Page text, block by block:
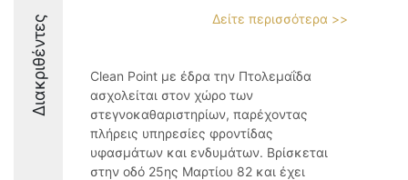
Διακριθέντες Δείτε περισσότερα >>
Clean Point με έδρα την Πτολεμαΐδα
ασχολείται στον χώρο των
στεγνοκαθαριστηρίων, παρέχοντας
πλήρεις υπηρεσίες φροντίδας
υφασμάτων και ενδυμάτων. Βρίσκεται
στην οδό 25ης Μαρτίου 82 και έχει